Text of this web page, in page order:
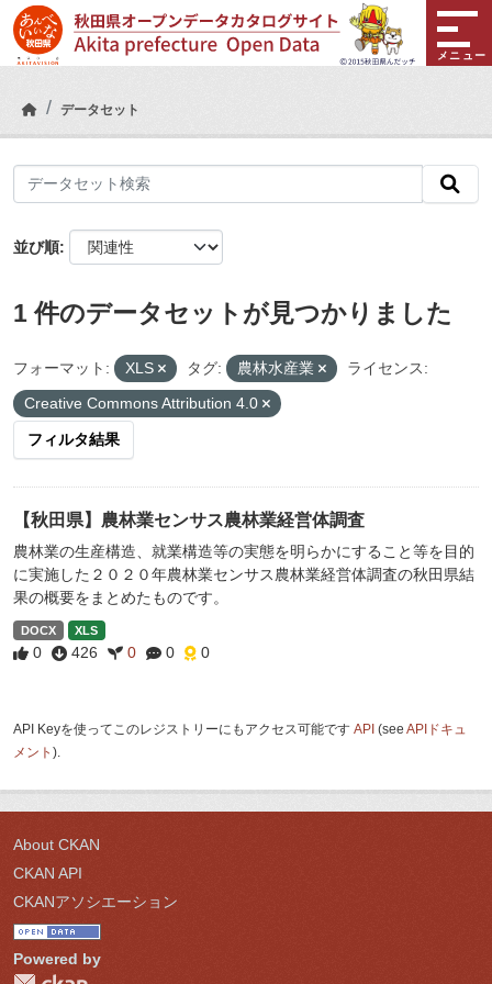
Skip to main content
メニュー
データセット
並び順
1 件のデータセットが見つかりました
フォーマット: XLS タグ: 農林水産業
ライセンス:
Creative Commons Attribution 4.0
フィルタ結果
【秋田県】農林業センサス農林業経営体調査
農林業の生産構造、就業構造等の実態を明らかにすること等を目的
に実施した２０２０年農林業センサス農林業経営体調査の秋田県結
果の概要をまとめたものです。
DOCX XLS
0 426 0 0 0
API Keyを使ってこのレジストリーにもアクセス可能です API (see APIドキュ
メント ).
About CKAN
CKAN API
CKANアソシエーション
Powered by